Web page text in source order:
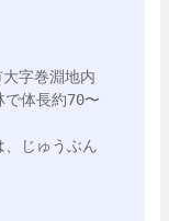
字巻淵地内
で体長約70〜
じゅうぶん